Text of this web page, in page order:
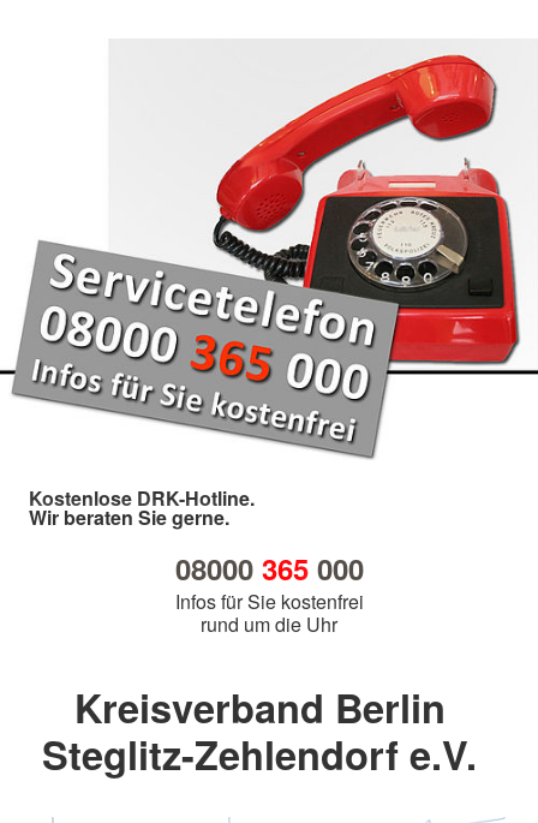
Kostenlose DRK-Hotline.
Wir beraten Sie gerne.
08000 365000
Infos für Sie kostenfrei
rund um die Uhr
Kreisverband Berlin
Steglitz-Zehlendorf e.V.